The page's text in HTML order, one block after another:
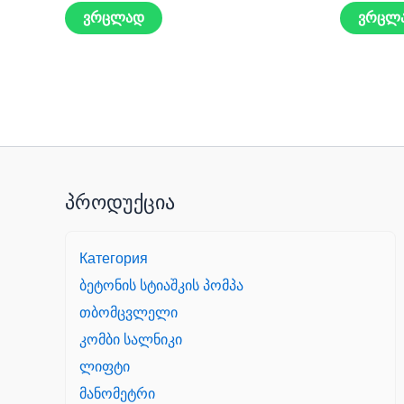
ვრცლად
პროდუქცია
Категория
ბეტონის სტიაშკის პომპა
თბომცვლელი
კომბი სალნიკი
ლიფტი
მანომეტრი